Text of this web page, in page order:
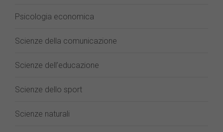
Psicologia economica
Scienze della comunicazione
Scienze dell’educazione
Scienze dello sport
Scienze naturali